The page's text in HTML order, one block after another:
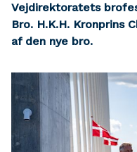
Vejdirektoratets
Bro. H.K.H. Kronprins
af den nye bro.